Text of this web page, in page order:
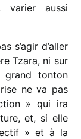
aussi
s’agir d’aller
Tzara, ni sur
grand tonton
ne va pas
» qui ira
et, si elle
» et à la